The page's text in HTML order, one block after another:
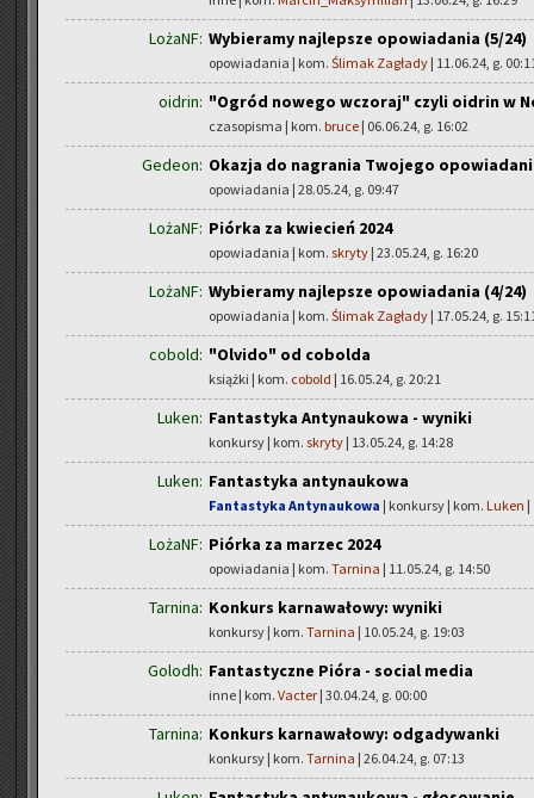
LożaNF: Wybieramy najlepsze opowiadania (5/24)
opowiadania | kom. Ślimak Zagłady | 11.06.24, g.
oidrin: "Ogród nowego wczoraj" czyli oidrin w
czasopisma | kom. bruce | 06.06.24, g. 16:02
Gedeon: Okazja do nagrania Twojego
opowiadania | 28.05.24, g. 09:47
LożaNF: Piórka za kwiecień 2024
opowiadania | kom. skryty | 23.05.24, g. 16:20
LożaNF: Wybieramy najlepsze opowiadania (4/24)
opowiadania | kom. Ślimak Zagłady | 17.05.24, g.
cobold: "Olvido" od cobolda
książki | kom. cobold | 16.05.24, g. 20:21
Luken: Fantastyka Antynaukowa - wyniki
konkursy | kom. skryty | 13.05.24, g. 14:28
Luken: Fantastyka antynaukowa
Fantastyka Antynaukowa | konkursy | kom. Luken |
LożaNF: Piórka za marzec 2024
opowiadania | kom. Tarnina | 11.05.24, g. 14:50
Tarnina: Konkurs karnawałowy: wyniki
konkursy | kom. Tarnina | 10.05.24, g. 19:03
Golodh: Fantastyczne Pióra - social media
inne | kom. Vacter | 30.04.24, g. 00:00
Tarnina: Konkurs karnawałowy: odgadywanki
konkursy | kom. Tarnina | 26.04.24, g. 07:13